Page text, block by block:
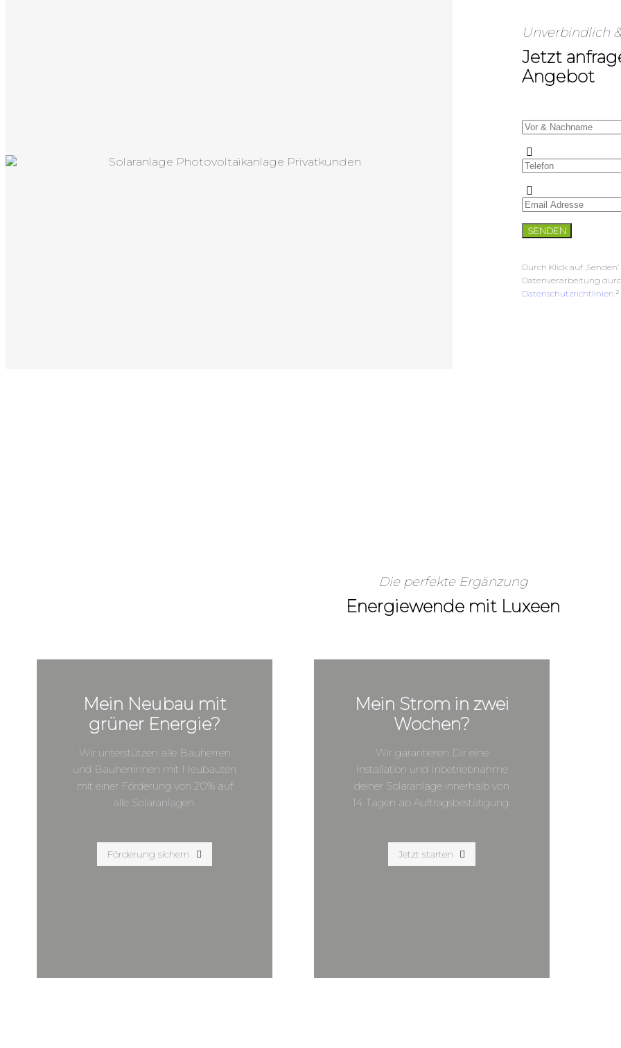
Unverbindlich
Jetzt
Angebot
Durch Klick auf
Datenverarbeitung
Datenschutzrichtlinien.²
Die perfekte Ergänzung
Energiewende mit Luxeen
Mein Neubau mit
grüner Energie?
Wir unterstützen alle Bauherren
und Bauherrinnen mit Neubauten
mit einer Förderung von 20% auf
alle Solaranlagen.
Förderung sichern
Mein Strom in zwei
Wochen?
Wir garantieren Dir eine
Installation und Inbetriebnahme
deiner Solaranlage innerhalb von
14 Tagen ab Auftragsbestätigung.
Jetzt starten